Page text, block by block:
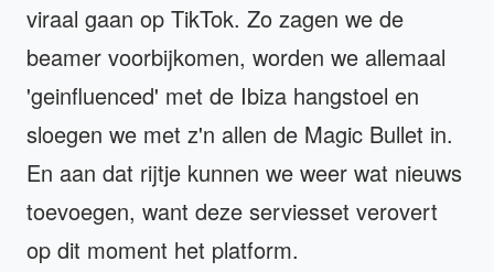
viraal gaan op TikTok. Zo zagen we de
beamer voorbijkomen, worden we allemaal
'geinfluenced' met de Ibiza hangstoel en
sloegen we met z'n allen de Magic Bullet in.
En aan dat rijtje kunnen we weer wat nieuws
toevoegen, want deze serviesset verovert
op dit moment het platform.